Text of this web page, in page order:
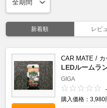
新着順 レビ
CAR MATE / カ
LEDルームラ
GIGA
-
購入価格：3,980